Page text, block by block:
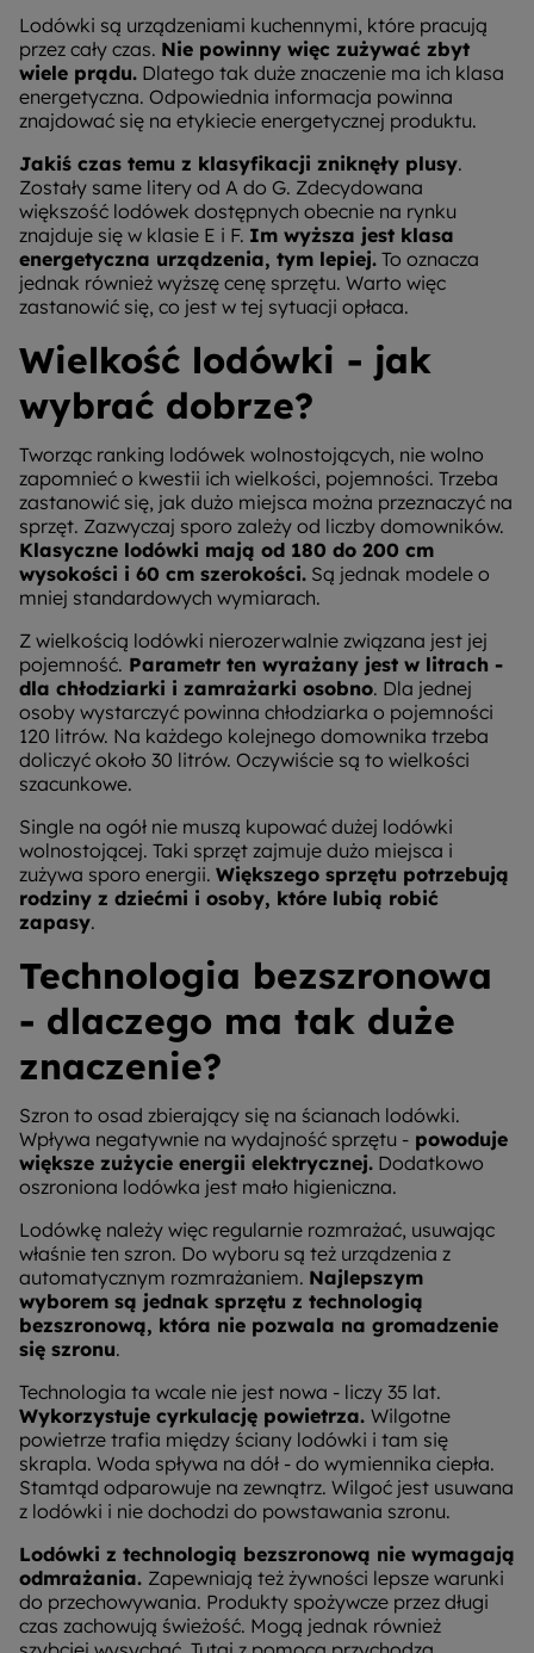
Lodówki są urządzeniami kuchennymi, które pracują
przez cały czas. Nie powinny więc zużywać zbyt
wiele prądu. Dlatego tak duże znaczenie ma ich klasa
energetyczna. Odpowiednia informacja powinna
znajdować się na etykiecie energetycznej produktu.
Jakiś czas temu z klasyfikacji zniknęły plusy.
Zostały same litery od A do G. Zdecydowana
większość lodówek dostępnych obecnie na rynku
znajduje się w klasie E i F. Im wyższa jest klasa
energetyczna urządzenia, tym lepiej. To oznacza
jednak również wyższę cenę sprzętu. Warto więc
zastanowić się, co jest w tej sytuacji opłaca.
Wielkość lodówki - jak
wybrać dobrze?
Tworząc ranking lodówek wolnostojących, nie wolno
zapomnieć o kwestii ich wielkości, pojemności. Trzeba
zastanowić się, jak dużo miejsca można przeznaczyć na
sprzęt. Zazwyczaj sporo zależy od liczby domowników.
Klasyczne lodówki mają od 180 do 200 cm
wysokości i 60 cm szerokości. Są jednak modele o
mniej standardowych wymiarach.
Z wielkością lodówki nierozerwalnie związana jest jej
pojemność. Parametr ten wyrażany jest w litrach -
dla chłodziarki i zamrażarki osobno. Dla jednej
osoby wystarczyć powinna chłodziarka o pojemności
120 litrów. Na każdego kolejnego domownika trzeba
doliczyć około 30 litrów. Oczywiście są to wielkości
szacunkowe.
Single na ogół nie muszą kupować dużej lodówki
wolnostojącej. Taki sprzęt zajmuje dużo miejsca i
zużywa sporo energii. Większego sprzętu potrzebują
rodziny z dziećmi i osoby, które lubią robić
zapasy.
Technologia bezszronowa
- dlaczego ma tak duże
znaczenie?
Szron to osad zbierający się na ścianach lodówki.
Wpływa negatywnie na wydajność sprzętu - powoduje
większe zużycie energii elektrycznej. Dodatkowo
oszroniona lodówka jest mało higieniczna.
Lodówkę należy więc regularnie rozmrażać, usuwając
właśnie ten szron. Do wyboru są też urządzenia z
automatycznym rozmrażaniem. Najlepszym
wyborem są jednak sprzętu z technologią
bezszronową, która nie pozwala na gromadzenie
się szronu.
Technologia ta wcale nie jest nowa - liczy 35 lat.
Wykorzystuje cyrkulację powietrza. Wilgotne
powietrze trafia między ściany lodówki i tam się
skrapla. Woda spływa na dół - do wymiennika ciepła.
Stamtąd odparowuje na zewnątrz. Wilgoć jest usuwana
z lodówki i nie dochodzi do powstawania szronu.
Lodówki z technologią bezszronową nie wymagają
odmrażania. Zapewniają też żywności lepsze warunki
do przechowywania. Produkty spożywcze przez długi
czas zachowują świeżość. Mogą jednak również